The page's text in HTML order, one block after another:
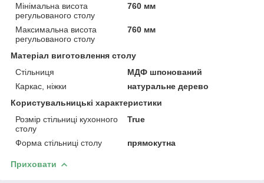
Мінімальна висота
регульованого столу
760 мм
Максимальна висота
регульованого столу
760 мм
Матеріал виготовлення столу
Стільниця
МДФ шпонований
Каркас, ніжки
натуральне дерево
Користувальницькі характеристики
Розмір стільниці кухонного
столу
True
Форма стільниці столу прямокутна
Приховати